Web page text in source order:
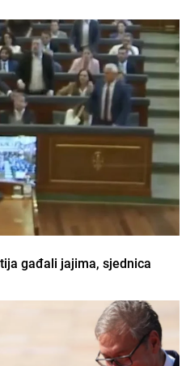
gađali jajima, sjednica